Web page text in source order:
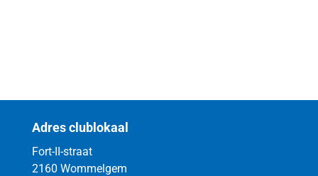
Adres clublokaal
Fort-II-straat
2160 Wommelgem